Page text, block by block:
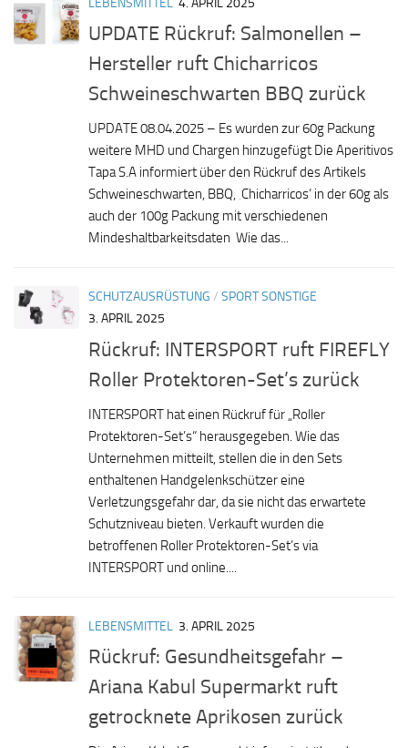
LEBENSMITTEL 4. APRIL 2025
UPDATE Rückruf: Salmonellen –
Hersteller ruft Chicharricos
Schweineschwarten BBQ zurück
UPDATE 08.04.2025 – Es wurden zur 60g Packung
weitere MHD und Chargen hinzugefügt Die Aperitivos
Tapa S.A informiert über den Rückruf des Artikels
Schweineschwarten, BBQ, ‚Chicharricos‘ in der 60g als
auch der 100g Packung mit verschiedenen
Mindeshaltbarkeitsdaten Wie das...
SCHUTZAUSRÜSTUNG / SPORT SONSTIGE
3. APRIL 2025
Rückruf: INTERSPORT ruft FIREFLY
Roller Protektoren-Set’s zurück
INTERSPORT hat einen Rückruf für „Roller
Protektoren-Set’s“ herausgegeben. Wie das
Unternehmen mitteilt, stellen die in den Sets
enthaltenen Handgelenkschützer eine
Verletzungsgefahr dar, da sie nicht das erwartete
Schutzniveau bieten. Verkauft wurden die
betroffenen Roller Protektoren-Set’s via
INTERSPORT und online....
LEBENSMITTEL 3. APRIL 2025
Rückruf: Gesundheitsgefahr –
Ariana Kabul Supermarkt ruft
getrocknete Aprikosen zurück